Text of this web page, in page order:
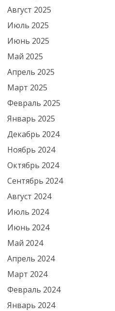
Август 2025
Июль 2025
Июнь 2025
Май 2025
Апрель 2025
Март 2025
Февраль 2025
Январь 2025
Декабрь 2024
Ноябрь 2024
Октябрь 2024
Сентябрь 2024
Август 2024
Июль 2024
Июнь 2024
Май 2024
Апрель 2024
Март 2024
Февраль 2024
Январь 2024